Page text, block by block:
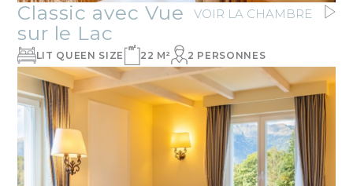
Classic avec Vue
sur le Lac
VOIR LA CHAMBRE
LIT QUEEN SIZE 22 M² 2 PERSONNES